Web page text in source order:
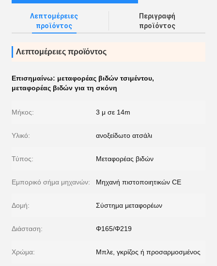
Λεπτομέρειες
προϊόντος
Περιγραφή
προϊόντος
Λεπτομέρειες προϊόντος
Επισημαίνω: μεταφορέας βιδών τσιμέντου,
μεταφορέας βιδών για τη σκόνη
Μήκος: 3 μ σε 14m
Υλικό: ανοξείδωτο ατσάλι
Τύπος: Μεταφορέας βιδών
Εμπορικό σήμα μηχανών: Μηχανή πιστοποιητικών CE
Δομή: Σύστημα μεταφορέων
Διάσταση: Φ165/Φ219
Χρώμα: Μπλε, γκρίζος ή προσαρμοσμένος